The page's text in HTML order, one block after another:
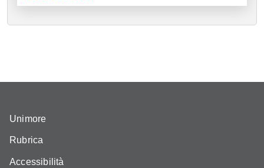
Unimore
Rubrica
Accessibilità